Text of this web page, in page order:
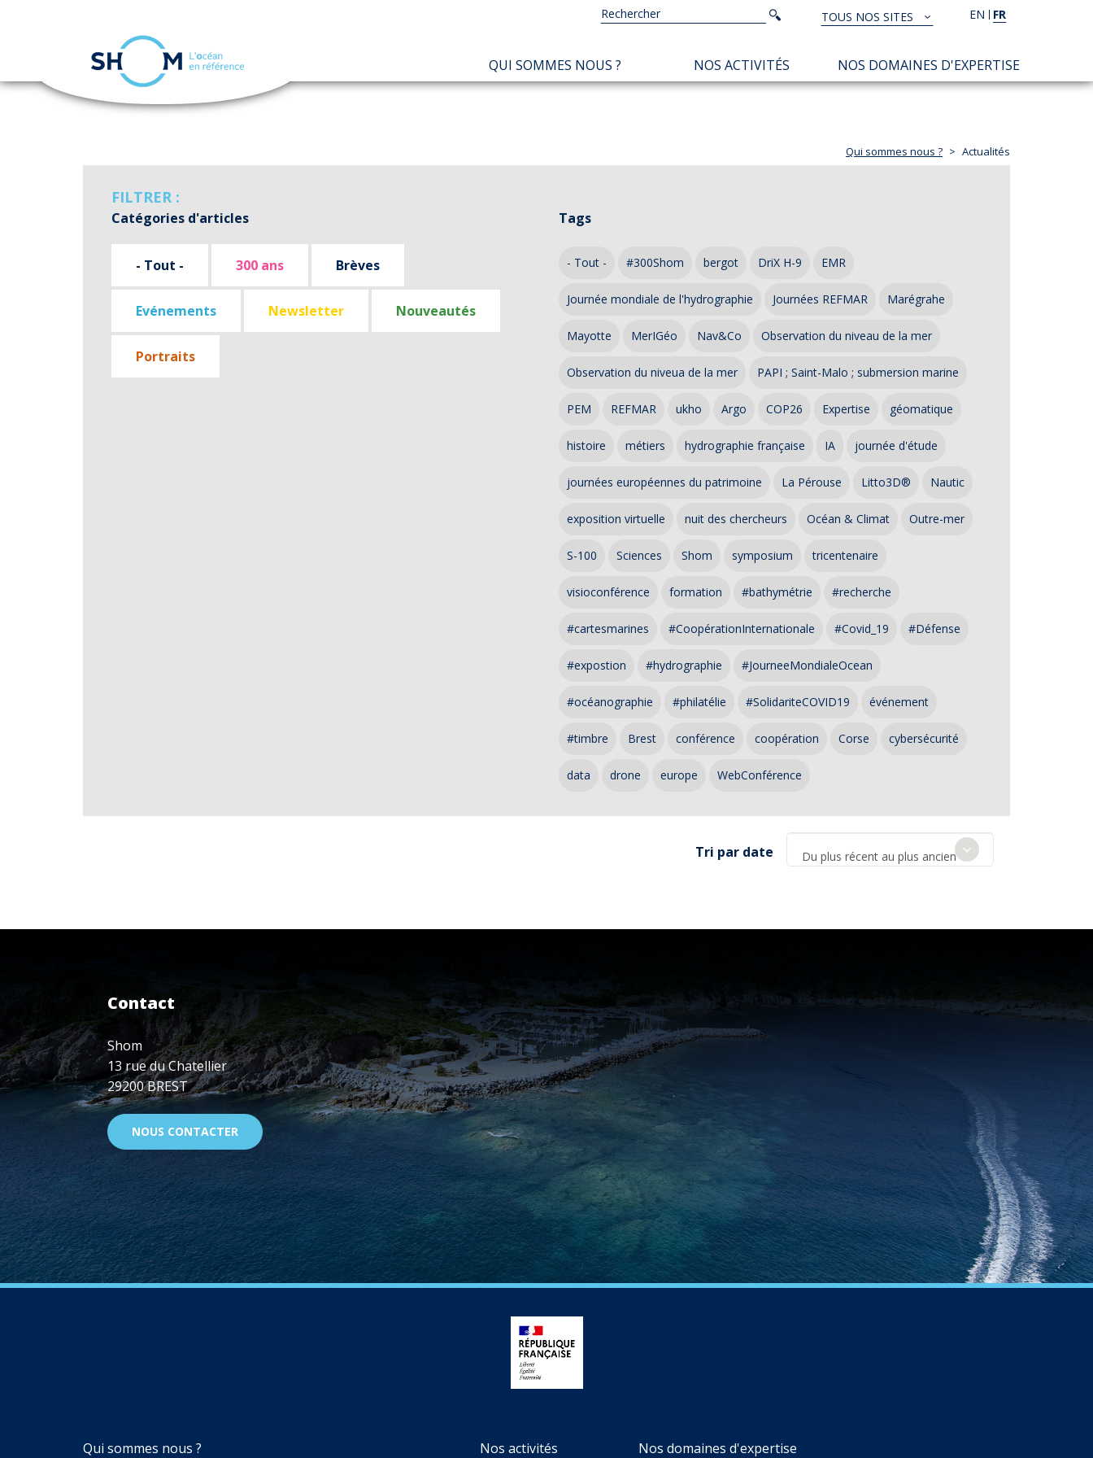
Aller
EN FR
TOUS
NOS
SITES
TOUS NOS SITES
Rechercher
Rechercher
NAVIGATION
PRINCIPALE
QUI SOMMES NOUS ? NOS ACTIVITÉS NOS DOMAINES D'EXPERTISE
Qui sommes nous ? Actualités
FILTRER :
Catégories d'articles
- Tout - 300 ans Brèves
Evénements Newsletter Nouveautés
Portraits
Tags
- Tout - #300Shom bergot DriX H-9 EMR
Journée mondiale de l'hydrographie Journées REFMAR Marégrahe
Mayotte MerIGéo Nav&Co Observation du niveau de la mer
Observation du niveua de la mer PAPI ; Saint-Malo ; submersion marine
PEM REFMAR ukho Argo COP26 Expertise géomatique
histoire métiers hydrographie française IA journée d'étude
journées européennes du patrimoine La Pérouse Litto3D® Nautic
exposition virtuelle nuit des chercheurs Océan & Climat Outre-mer
S-100 Sciences Shom symposium tricentenaire
visioconférence formation #bathymétrie #recherche
#cartesmarines #CoopérationInternationale #Covid_19 #Défense
#expostion #hydrographie #JourneeMondialeOcean
#océanographie #philatélie #SolidariteCOVID19 événement
#timbre Brest conférence coopération Corse cybersécurité
data drone europe WebConférence
Tri par date Du plus récent au plus ancien
Contact
Shom
13 rue du Chatellier
29200 BREST
NOUS CONTACTER
NAVIGATION
Qui sommes nous ? Nos activités Nos domaines d'expertise